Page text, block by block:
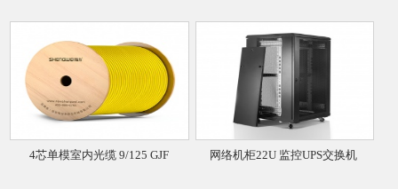
4芯单模室内光缆 9/125 GJF 网络机柜22U 监控UPS交换机